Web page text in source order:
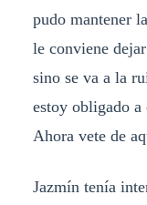
pudo mantener
le conviene
sino se va a la
estoy obligado a
Ahora vete de
Jazmín tenía